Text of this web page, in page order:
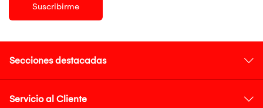
Suscribirme
Secciones destacadas
Servicio al Cliente